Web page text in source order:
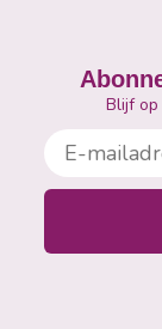
Blijf
E-